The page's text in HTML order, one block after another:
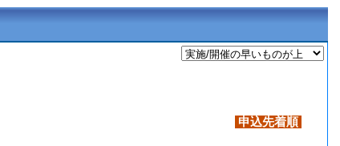
申込先着順